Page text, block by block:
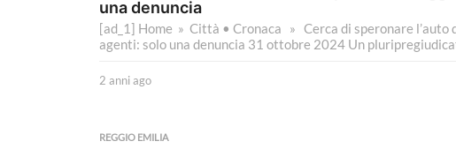
g
o
una denuncia
[ad_1] Home » Città • Cronaca » Cerca di speronare l’auto
agenti: solo una denuncia 31 ottobre 2024 Un
2 anni ago
n
REGGIO EMILIA